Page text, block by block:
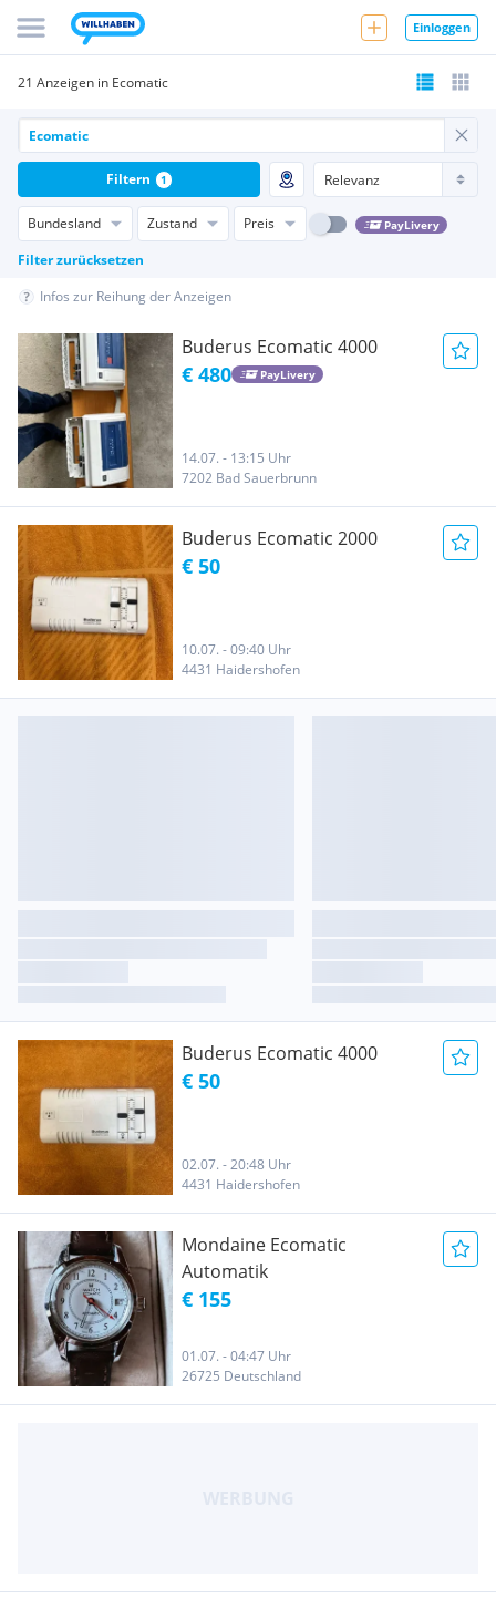
Einloggen
21 Anzeigen in Ecomatic
Bundesland Zustand Preis PayLivery
Filter zurücksetzen
Filtern 1
Infos zur Reihung der Anzeigen
Buderus Ecomatic 4000
€ 480 PayLivery
14.07. - 13:15 Uhr
7202 Bad Sauerbrunn
Buderus Ecomatic 2000
€ 50
10.07. - 09:40 Uhr
4431 Haidershofen
Buderus Ecomatic 4000
€ 50
02.07. - 20:48 Uhr
4431 Haidershofen
Mondaine Ecomatic
Automatik
€ 155
01.07. - 04:47 Uhr
26725 Deutschland